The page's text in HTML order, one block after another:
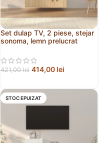
Set dulap TV, 2 piese, stejar
sonoma, lemn prelucrat
421,00lei 414,00 lei
STOC EPUIZAT